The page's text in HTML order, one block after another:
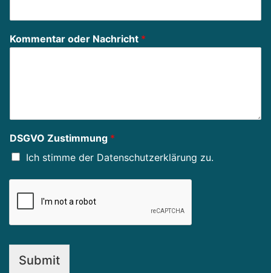
Kommentar oder Nachricht *
DSGVO Zustimmung *
Ich stimme der Datenschutzerklärung zu.
Submit